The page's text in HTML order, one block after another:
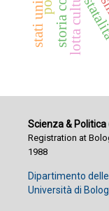
stati uniti
Scienza & Politica
Registration at
1988
Dipartimento
Università di